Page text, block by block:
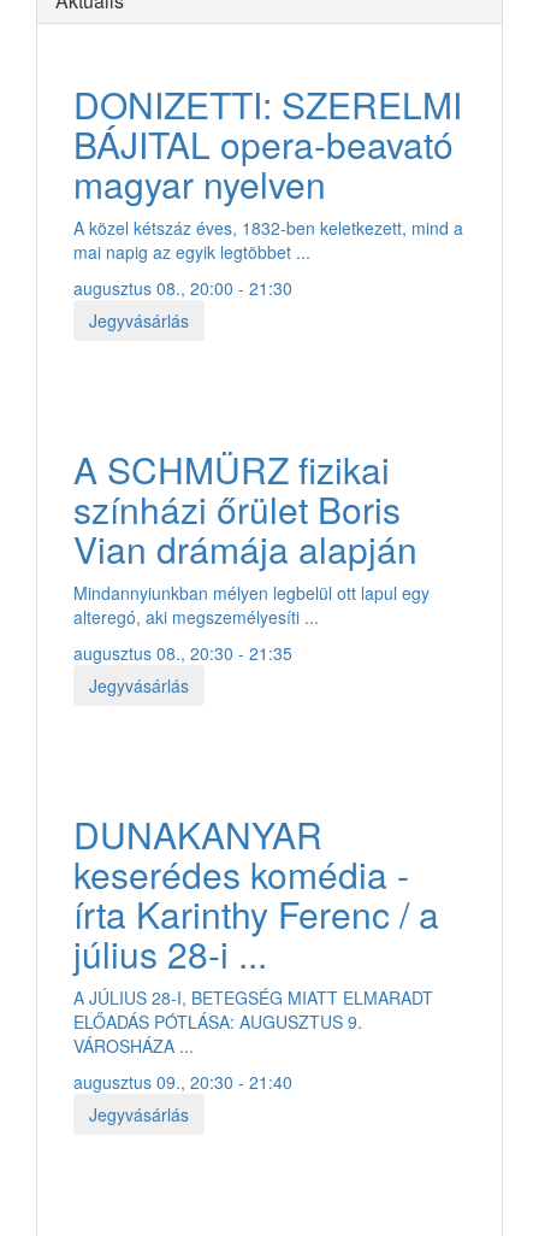
Outlook Live
DONIZETTI: SZERELMI
BÁJITAL opera-beavató
magyar nyelven
A közel kétszáz éves, 1832-ben keletkezett, mind a
mai napig az egyik legtöbbet ...
augusztus 08., 20:00 - 21:30
Jegyvásárlás
A SCHMÜRZ fizikai
színházi őrület Boris
Vian drámája alapján
Mindannyiunkban mélyen legbelül ott lapul egy
alteregó, aki megszemélyesíti ...
augusztus 08., 20:30 - 21:35
Jegyvásárlás
DUNAKANYAR
keserédes komédia -
írta Karinthy Ferenc / a
július 28-i ...
A JÚLIUS 28-I, BETEGSÉG MIATT ELMARADT
ELŐADÁS PÓTLÁSA: AUGUSZTUS 9.
VÁROSHÁZA ...
augusztus 09., 20:30 - 21:40
Jegyvásárlás